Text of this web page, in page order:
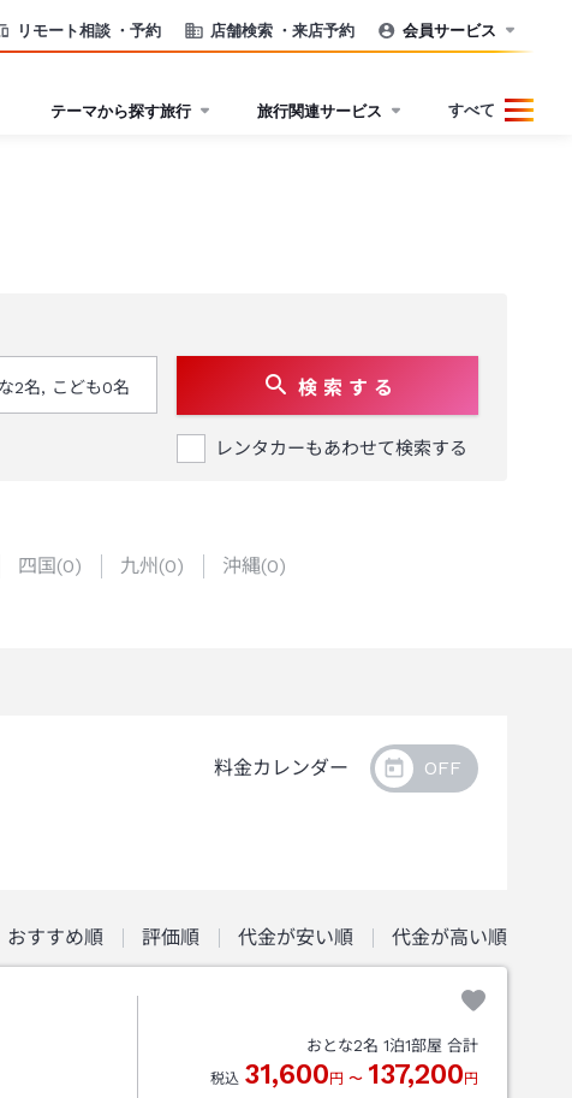
リモート相談 ・予約 店舗検索 ・来店予約 会員サービス
テーマから探す旅行 旅行関連サービス すべて
検 索 す る
レンタカーもあわせて検索する
四国(0) 九州 (0) 沖縄(0)
料金カレンダー
おすすめ順 評価順 代金が安い順 代金が高い順
おとな2名 1泊1部屋 合計
税込 31,600 円 〜 137,200 円